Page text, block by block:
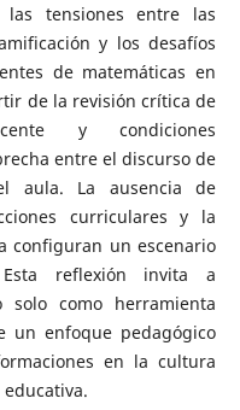
las tensiones entre las
y los desafíos
de matemáticas en
de la revisión crítica de
y condiciones
entre el discurso de
aula. La ausencia de
curriculares y la
configuran un escenario
reflexión invita a
solo como herramienta
un enfoque pedagógico
en la cultura